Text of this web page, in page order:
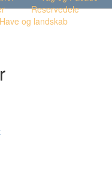
Reservedele
Have og landskab